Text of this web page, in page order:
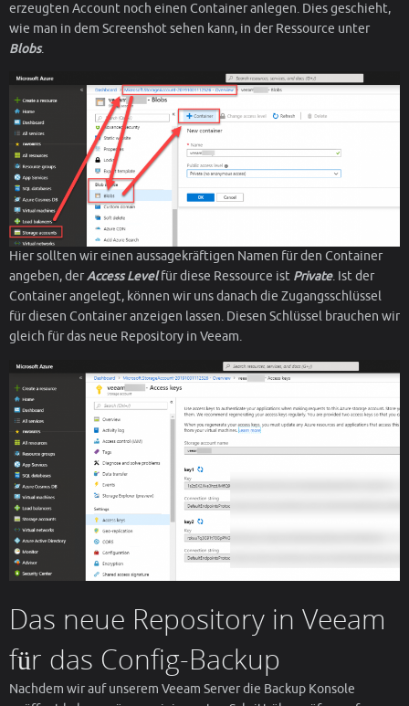
erzeugten Account noch einen Container anlegen. Dies geschieht,
wie man in dem Screenshot sehen kann, in der Ressource unter
Blobs.
Hier sollten wir einen aussagekräftigen Namen für den Container
angeben, derAccess Levelfür diese Ressource ist Private. Ist der
Container angelegt, können wir uns danach die Zugangsschlüssel
für diesen Container anzeigen lassen. Diesen Schlüssel brauchen wir
gleich für das neue Repository in Veeam.
Das neue Repository in Veeam
für das Config-Backup
Nachdem wir auf unserem Veeam Server die Backup Konsole